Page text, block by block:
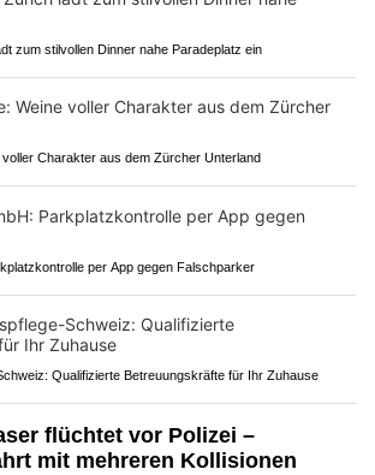
zum stilvollen Dinner nahe Paradeplatz ein
Charakter aus dem Zürcher Unterland
per App gegen Falschparker
Qualifizierte Betreuungskräfte für Ihr Zuhause
flüchtet vor Polizei –
mit mehreren Kollisionen